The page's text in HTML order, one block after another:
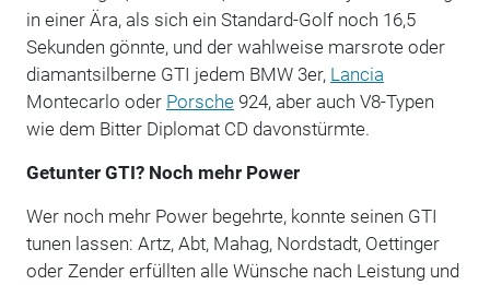
in einer Ära, als sich ein Standard-Golf noch 16,5
Sekunden gönnte, und der wahlweise marsrote oder
diamantsilberne GTI jedem BMW 3er, Lancia
Montecarlo oder Porsche924, aber auch V8-Typen
wie dem Bitter Diplomat CD davonstürmte.
Getunter GTI? Noch mehr Power
Wer noch mehr Power begehrte, konnte seinen GTI
tunen lassen: Artz, Abt, Mahag, Nordstadt, Oettinger
oder Zender erfüllten alle Wünsche nach Leistung und